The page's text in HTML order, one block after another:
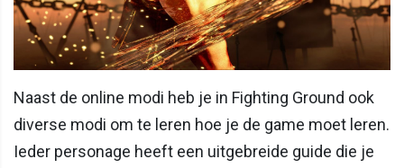
Naast de online modi heb je in Fighting Ground ook
diverse modi om te leren hoe je de game moet leren.
Ieder personage heeft een uitgebreide guide die je